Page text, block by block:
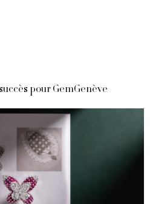
pour GemGenève